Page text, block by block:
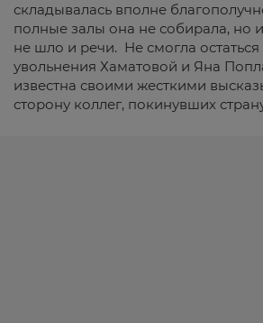
складывалась вполне
полные залы она не собирала, но
не шло и речи. Не смогла остаться
увольнения Хаматовой и Яна
известна своими жесткими
сторону коллег, покинувших